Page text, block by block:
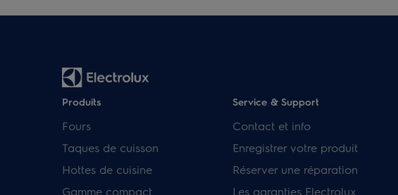
Produits
Fours
Taques de cuisson
Hottes de cuisine
Gamme compact
Service & Support
Contact et info
Enregistrer votre produit
Réserver une réparation
Les garanties Electrolux